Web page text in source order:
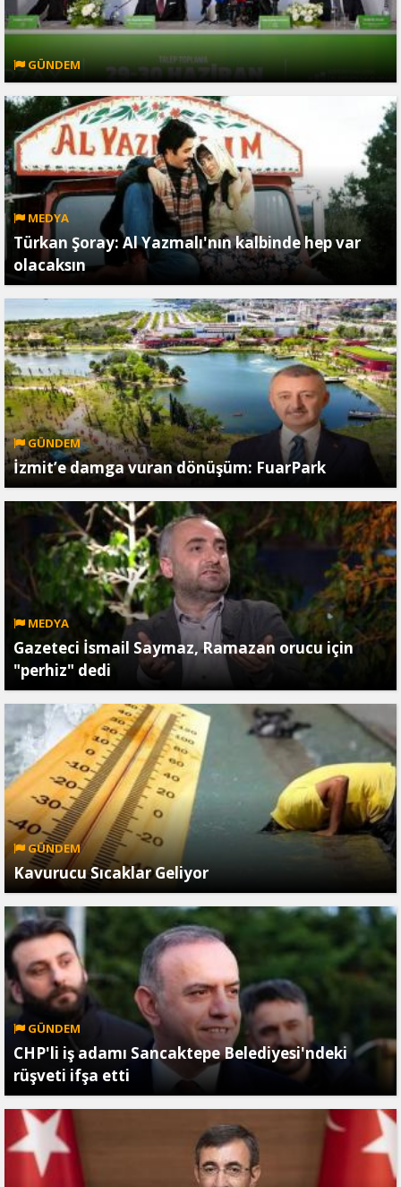
GÜNDEM
MEDYA
Türkan Şoray: Al Yazmalı'nın kalbinde hep var
olacaksın
GÜNDEM
İzmit’e damga vuran dönüşüm: FuarPark
MEDYA
Gazeteci İsmail Saymaz, Ramazan orucu için
"perhiz" dedi
GÜNDEM
Kavurucu Sıcaklar Geliyor
GÜNDEM
CHP'li iş adamı Sancaktepe Belediyesi'ndeki
rüşveti ifşa etti